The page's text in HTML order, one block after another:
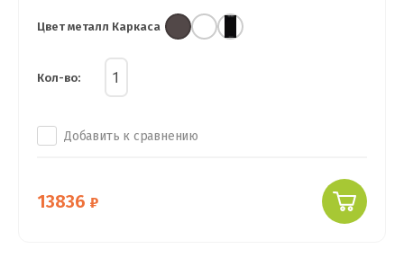
Цвет металл Каркаса
Кол-во:
Добавить к сравнению
13836